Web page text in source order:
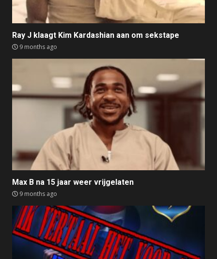
Ray J klaagt Kim Kardashian aan om sekstape
9 months ago
Max B na 15 jaar weer vrijgelaten
9 months ago